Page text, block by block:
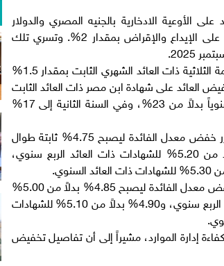
الادخارية بالجنيه المصري والدولار
الأمريكي، وذلك في ضوء قرار البنك المركزي المصري بتخفيض أسعار العائد على الإيداع والإقراض بمقدار 2%. وتسري تلك
وفيما يتعلق بالشهادات بالجنيه المصري، فقد تم خفض العائد على شهادة القمة الثلاثية ذات العائد الشهري الثابت بمقدار 1.5%
فترة الثلاث سنوات بدلاً من 18.5%. كما تم تخفيض العائد على شهادة ابن مصر ذات العائد الثابت
الشهري المتناقص لمدة ثلاث سنوات ليصل في السنة الأولى إلى 20.5% سنوياً بدلاً من 23%، وفي السنة الثانية إلى 17%
أما بالنسبة للشهادات الدولارية ذات العائد الثابت لمدة ثلاث سنوات، فقد تقرر خفض معدل الفائدة ليصبح 4.75% ثابتة طوال
مدة الشهادة بدلاً من 5.15% للشهادات ذات العائد الشهري، و4.77% بدلاً من 5.20% للشهادات ذات العائد الربع سنوي،
وبالنسبة للشهادات الدولارية ذات العائد الثابت لمدة خمس سنوات، فقد تم خفض معدل الفائدة ليصبح 4.85% بدلاً من 5.00%
للشهادات ذات العائد الشهري، و4.87% بدلاً من 5.05% للشهادات ذات العائد الربع سنوي، و4.90% بدلاً من 5.10% للشهادات
إدارة الموارد، مشيراً إلى أن تفاصيل تخفيض